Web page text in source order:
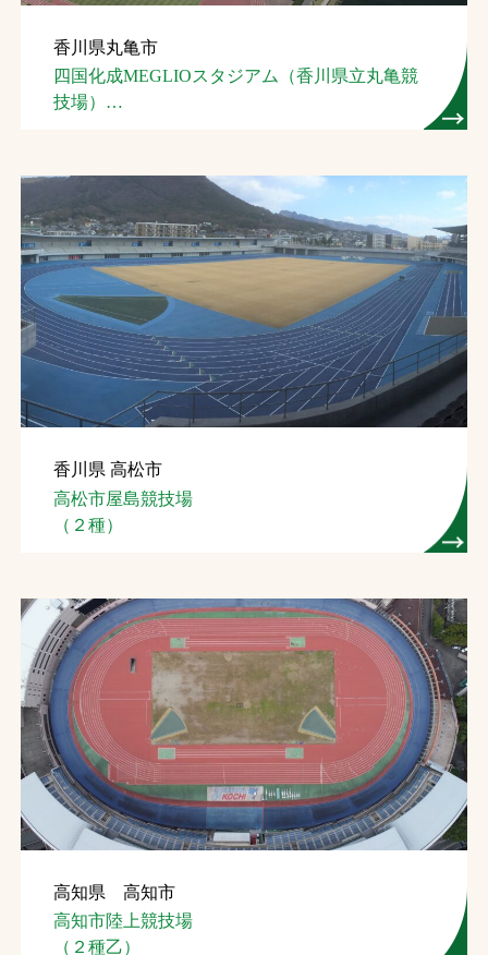
香川県丸亀市
四国化成MEGLIOスタジアム（香川県立丸亀競
技場）
香川県 高松市
高松市屋島競技場
（２種）
高知県 高知市
高知市陸上競技場
（２種乙）